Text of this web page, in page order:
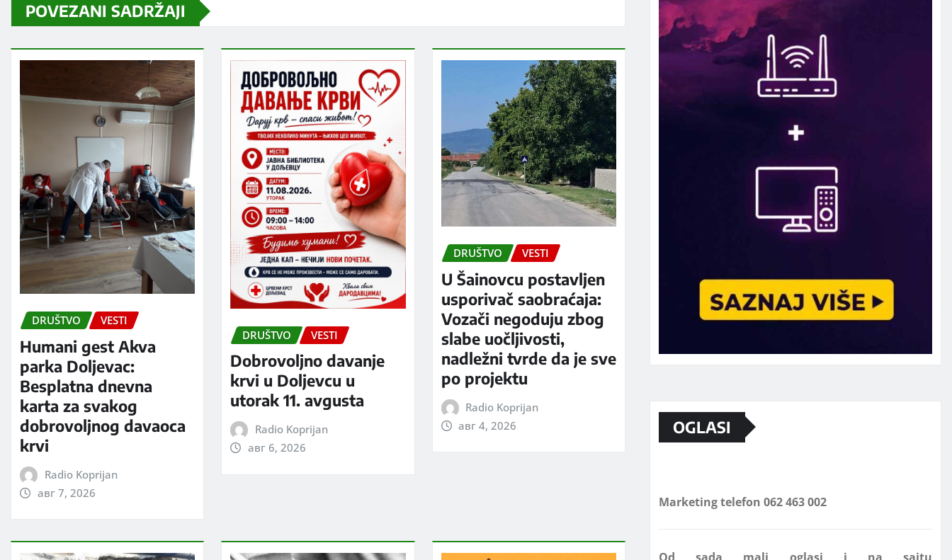
POVEZANI SADRŽAJI
DRUŠTVO VESTI
Humani gest Akva
parka Doljevac:
Besplatna dnevna
karta za svakog
dobrovoljnog davaoca
krvi
Radio Koprijan
авг 7, 2026
DRUŠTVO VESTI
Dobrovoljno davanje
krvi u Doljevcu u
utorak 11. avgusta
Radio Koprijan
авг 6, 2026
DRUŠTVO VESTI
U Šainovcu postavljen
usporivač saobraćaja:
Vozači negoduju zbog
slabe uočljivosti,
nadležni tvrde da je sve
po projektu
Radio Koprijan
авг 4, 2026
OGLASI